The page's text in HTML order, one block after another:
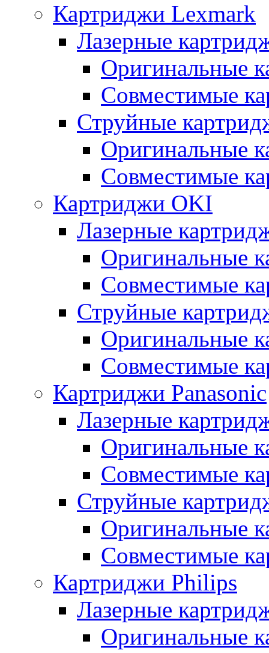
Картриджи Lexmark
Лазерные
Оригинальные
Совместимые
Струйные
Оригинальные
Совместимые
Картриджи OKI
Лазерные
Оригинальные
Совместимые
Струйные
Оригинальные
Совместимые
Картриджи Panasonic
Лазерные
Оригинальные
Совместимые
Струйные
Оригинальные
Совместимые
Картриджи Philips
Лазерные
Оригинальные